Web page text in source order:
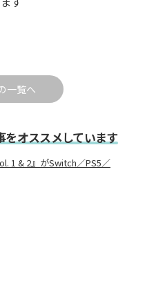
一覧へ
をオススメしています
1 & 2』がSwitch／PS5／